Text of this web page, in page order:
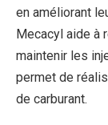
en améliorant
Mecacyl aide à
maintenir les
permet de
de carburant.